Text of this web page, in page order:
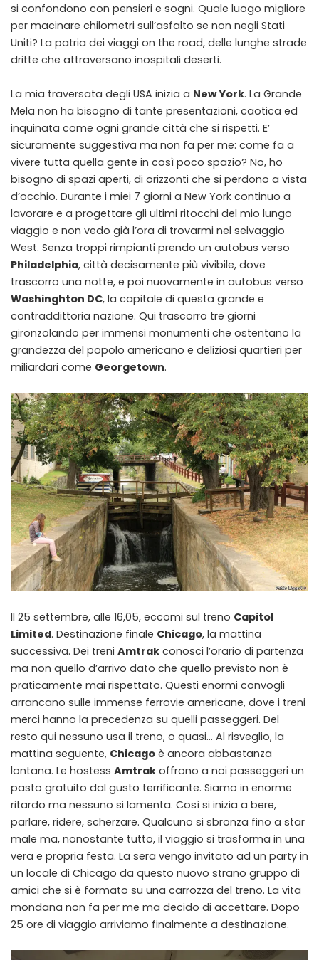
si confondono con pensieri e sogni. Quale luogo migliore
per macinare chilometri sull’asfalto se non negli Stati
Uniti? La patria dei viaggi on the road, delle lunghe strade
dritte che attraversano inospitali deserti.
La mia traversata degli USA inizia a New York. La Grande
Mela non ha bisogno di tante presentazioni, caotica ed
inquinata come ogni grande città che si rispetti. E’
sicuramente suggestiva ma non fa per me: come fa a
vivere tutta quella gente in così poco spazio? No, ho
bisogno di spazi aperti, di orizzonti che si perdono a vista
d’occhio. Durante i miei 7 giorni a New York continuo a
lavorare e a progettare gli ultimi ritocchi del mio lungo
viaggio e non vedo già l’ora di trovarmi nel selvaggio
West. Senza troppi rimpianti prendo un autobus verso
Philadelphia, città decisamente più vivibile, dove
trascorro una notte, e poi nuovamente in autobus verso
Washinghton DC, la capitale di questa grande e
contraddittoria nazione. Qui trascorro tre giorni
gironzolando per immensi monumenti che ostentano la
grandezza del popolo americano e deliziosi quartieri per
miliardari come Georgetown.
Il 25 settembre, alle 16,05, eccomi sul treno Capitol
Limited. Destinazione finale Chicago, la mattina
successiva. Dei treni Amtrak conosci l’orario di partenza
ma non quello d’arrivo dato che quello previsto non è
praticamente mai rispettato. Questi enormi convogli
arrancano sulle immense ferrovie americane, dove i treni
merci hanno la precedenza su quelli passeggeri. Del
resto qui nessuno usa il treno, o quasi… Al risveglio, la
mattina seguente, Chicago è ancora abbastanza
lontana. Le hostess Amtrak offrono a noi passeggeri un
pasto gratuito dal gusto terrificante. Siamo in enorme
ritardo ma nessuno si lamenta. Così si inizia a bere,
parlare, ridere, scherzare. Qualcuno si sbronza fino a star
male ma, nonostante tutto, il viaggio si trasforma in una
vera e propria festa. La sera vengo invitato ad un party in
un locale di Chicago da questo nuovo strano gruppo di
amici che si è formato su una carrozza del treno. La vita
mondana non fa per me ma decido di accettare. Dopo
25 ore di viaggio arriviamo finalmente a destinazione.